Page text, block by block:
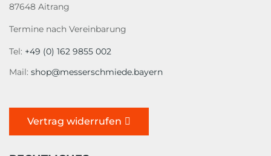
87648 Aitrang
Termine nach Vereinbarung
Tel: +49 (0) 162 9855 002
Mail: shop@messerschmiede.bayern
Vertrag widerrufen